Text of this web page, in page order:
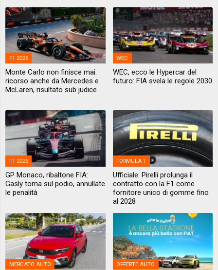
F1 2026
Monte Carlo non finisce mai:
ricorso anche da Mercedes e
McLaren, risultato sub judice
WEC
WEC, ecco le Hypercar del
futuro: FIA svela le regole 2030
F1 2026
GP Monaco, ribaltone FIA:
Gasly torna sul podio, annullate
le penalità
FORMULA 1
Ufficiale: Pirelli prolunga il
contratto con la F1 come
fornitore unico di gomme fino
al 2028
MERCATO AUTO OFFERTE AUTO